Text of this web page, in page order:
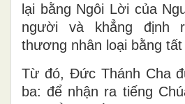
lại bằng Ngôi Lời của
người và khẳng định
thương nhân loại bằng
Từ đó, Đức Thánh Cha
ba: để nhận ra tiếng